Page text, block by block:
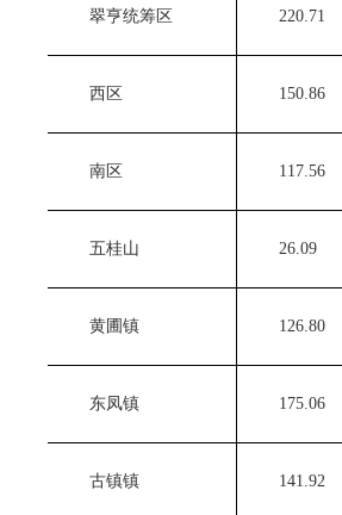
翠亨统筹区 220.71
西区 150.86
南区 117.56
五桂山 26.09
黄圃镇 126.80
东凤镇 175.06
古镇镇 141.92